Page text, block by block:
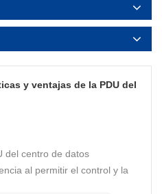
y ventajas de la PDU del
del centro de datos
al permitir el control y la